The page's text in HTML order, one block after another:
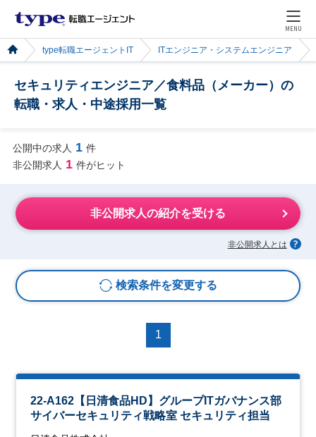
MENU
type転職エージェントIT ITエンジニア・システムエンジニア
セキュリティエンジニア／食料品（メーカー）の
転職・求人・中途採用一覧
公開中の求人 1 件
非公開求人 1 件がヒット
非公開求人の紹介を受ける
非公開求人とは
検索条件を変更する
1
22-A162【日清食品HD】グループITガバナンス部
サイバーセキュリティ戦略室 セキュリティ担当